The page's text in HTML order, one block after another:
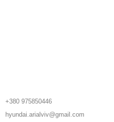
+380 975850446
hyundai.arialviv@gmail.com